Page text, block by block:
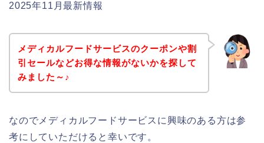
2025年11月最新情報
メディカルフードサービスのクーポンや割
引セールなどお得な情報がないかを探して
みました～♪
なのでメディカルフードサービスに興味のある方は参
考にしていただけると幸いです。